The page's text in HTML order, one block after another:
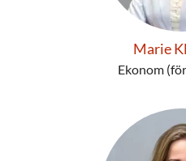
Marie
Ekonom